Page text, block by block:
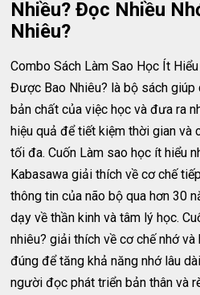
Nhiều? Đọc Nhiều
Nhiêu?
Combo Sách Làm Sao Học Ít
Được Bao Nhiêu? là bộ sách giúp
bản chất của việc học và đưa ra
hiệu quả để tiết kiệm thời gian
tối đa. Cuốn Làm sao học ít hiểu
Kabasawa giải thích về cơ chế
thông tin của não bộ qua hơn 30
dạy về thần kinh và tâm lý học.
nhiêu? giải thích về cơ chế nhớ
đúng để tăng khả năng nhớ lâu
người đọc phát triển bản thân và